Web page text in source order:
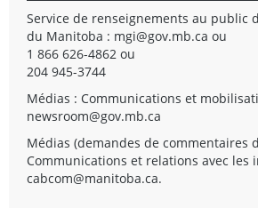
Service de renseignements au public
du Manitoba : mgi@gov.mb.ca ou
1 866 626-4862 ou
204 945-3744
Médias : Communications et
newsroom@gov.mb.ca
Médias (demandes de commentaires
Communications et relations avec les
cabcom@manitoba.ca.